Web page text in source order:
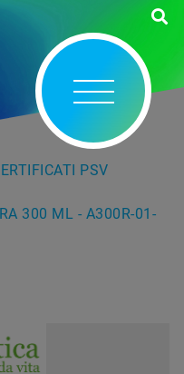
PSV
300 ML - A300R-01-